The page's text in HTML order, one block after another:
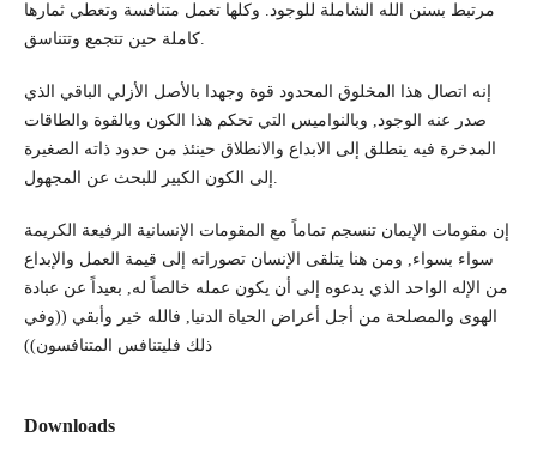
مرتبط بسنن الله الشاملة للوجود. وكلها تعمل متنافسة وتعطي ثمارها
كاملة حين تتجمع وتتناسق.
إنه اتصال هذا المخلوق المحدود قوة وجهدا بالأصل الأزلي الباقي الذي
صدر عنه الوجود, وبالنواميس التي تحكم هذا الكون وبالقوة والطاقات
المدخرة فيه ينطلق إلى الابداع والانطلاق حينئذ من حدود ذاته الصغيرة
إلى الكون الكبير للبحث عن المجهول.
إن مقومات الإيمان تنسجم تماماً مع المقومات الإنسانية الرفيعة الكريمة
سواء بسواء, ومن هنا يتلقى الإنسان تصوراته إلى قيمة العمل والإبداع
من الإله الواحد الذي يدعوه إلى أن يكون عمله خالصاً له, بعيداً عن عبادة
الهوى والمصلحة من أجل أعراض الحياة الدنيا, فالله خير وأبقي ((وفي
ذلك فليتنافس المتنافسون))
Downloads